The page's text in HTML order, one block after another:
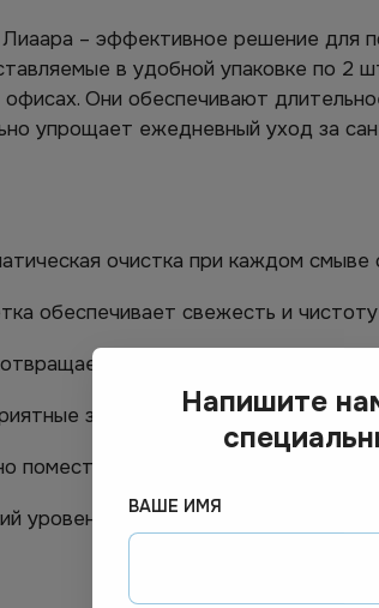
– эффективное решение для
в удобной упаковке по 2
офисах. Они обеспечивают
упрощает ежедневный уход за
очистка при каждом смыве
обеспечивает свежесть и
образование
запахи, оставляя легкий и
поместить таблетку в бачок
уровень гигиены в туалетных
Напишите
ВАШЕ ИМЯ